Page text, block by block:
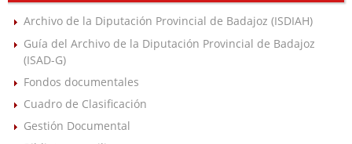
Archivo de la Diputación Provincial de Badajoz (ISDIAH)
Guía del Archivo de la Diputación Provincial de Badajoz
(ISAD-G)
Fondos documentales
Cuadro de Clasificación
Gestión Documental